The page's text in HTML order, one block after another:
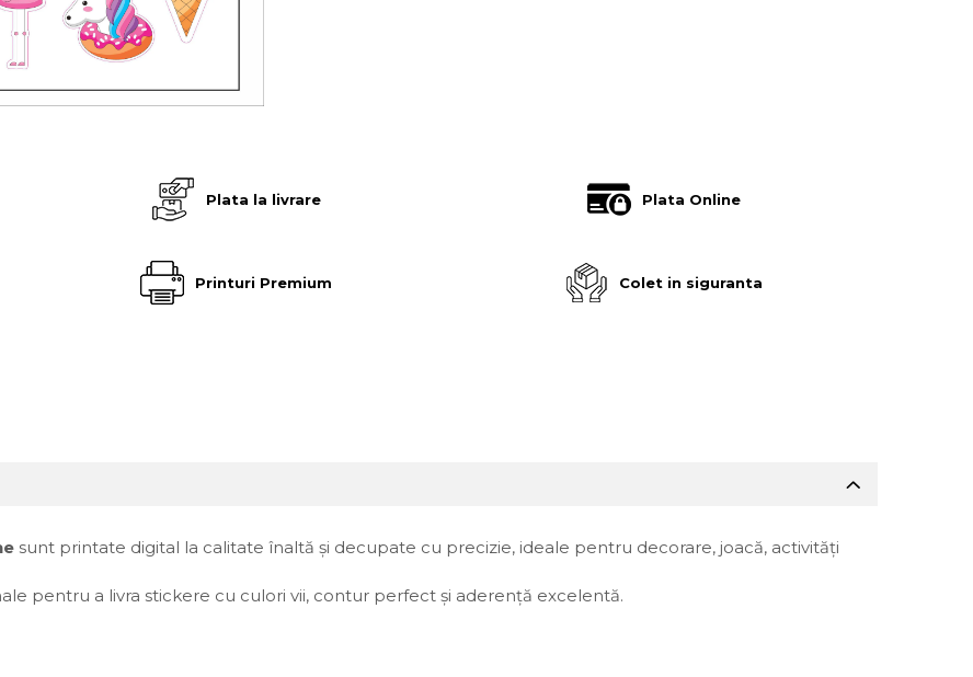
Plata la livrare Plata Online
Printuri Premium Colet in siguranta
sunt printate digital la calitate înaltă și decupate cu precizie, ideale pentru decorare, joacă, activități
pentru a livra stickere cu culori vii, contur perfect și aderență excelentă.